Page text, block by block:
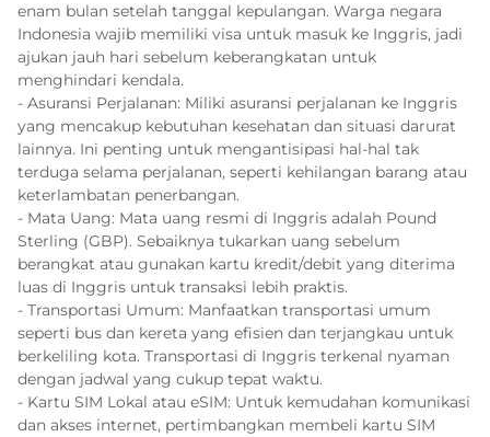
enam bulan setelah tanggal kepulangan. Warga negara
Indonesia wajib memiliki visa untuk masuk ke Inggris, jadi
ajukan jauh hari sebelum keberangkatan untuk
menghindari kendala.
- Asuransi Perjalanan: Miliki asuransi perjalanan ke Inggris
yang mencakup kebutuhan kesehatan dan situasi darurat
lainnya. Ini penting untuk mengantisipasi hal-hal tak
terduga selama perjalanan, seperti kehilangan barang atau
keterlambatan penerbangan.
- Mata Uang: Mata uang resmi di Inggris adalah Pound
Sterling (GBP). Sebaiknya tukarkan uang sebelum
berangkat atau gunakan kartu kredit/debit yang diterima
luas di Inggris untuk transaksi lebih praktis.
- Transportasi Umum: Manfaatkan transportasi umum
seperti bus dan kereta yang efisien dan terjangkau untuk
berkeliling kota. Transportasi di Inggris terkenal nyaman
dengan jadwal yang cukup tepat waktu.
- Kartu SIM Lokal atau eSIM: Untuk kemudahan komunikasi
dan akses internet, pertimbangkan membeli kartu SIM